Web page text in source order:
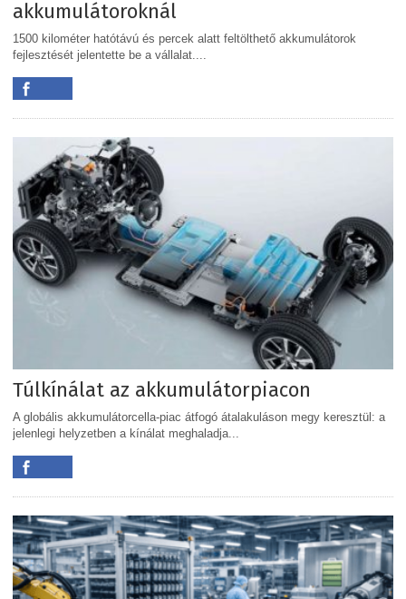
akkumulátoroknál
1500 kilométer hatótávú és percek alatt feltölthető akkumulátorok
fejlesztését jelentette be a vállalat....
Túlkínálat az akkumulátorpiacon
A globális akkumulátorcella-piac átfogó átalakuláson megy keresztül: a
jelenlegi helyzetben a kínálat meghaladja...